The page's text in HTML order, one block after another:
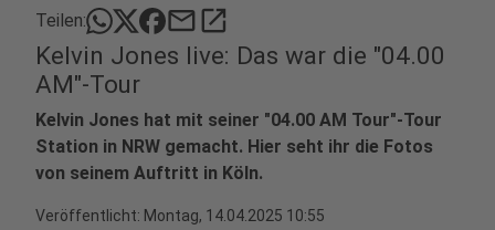
Teilen: mailopen_in_new
Kelvin Jones live: Das war die "04.00
AM"-Tour
Kelvin Jones hat mit seiner "04.00 AM Tour"-Tour
Station in NRW gemacht. Hier seht ihr die Fotos
von seinem Auftritt in Köln.
Veröffentlicht: Montag, 14.04.2025 10:55